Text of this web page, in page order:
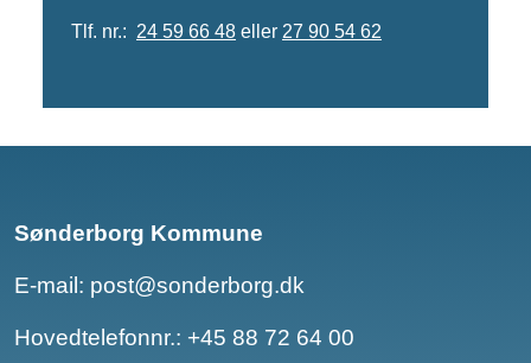
Tlf. nr.: 24 59 66 48 eller 27 90 54 62
Sønderborg Kommune
E-mail: post@sonderborg.dk
Hovedtelefonnr.: +45 88 72 64 00